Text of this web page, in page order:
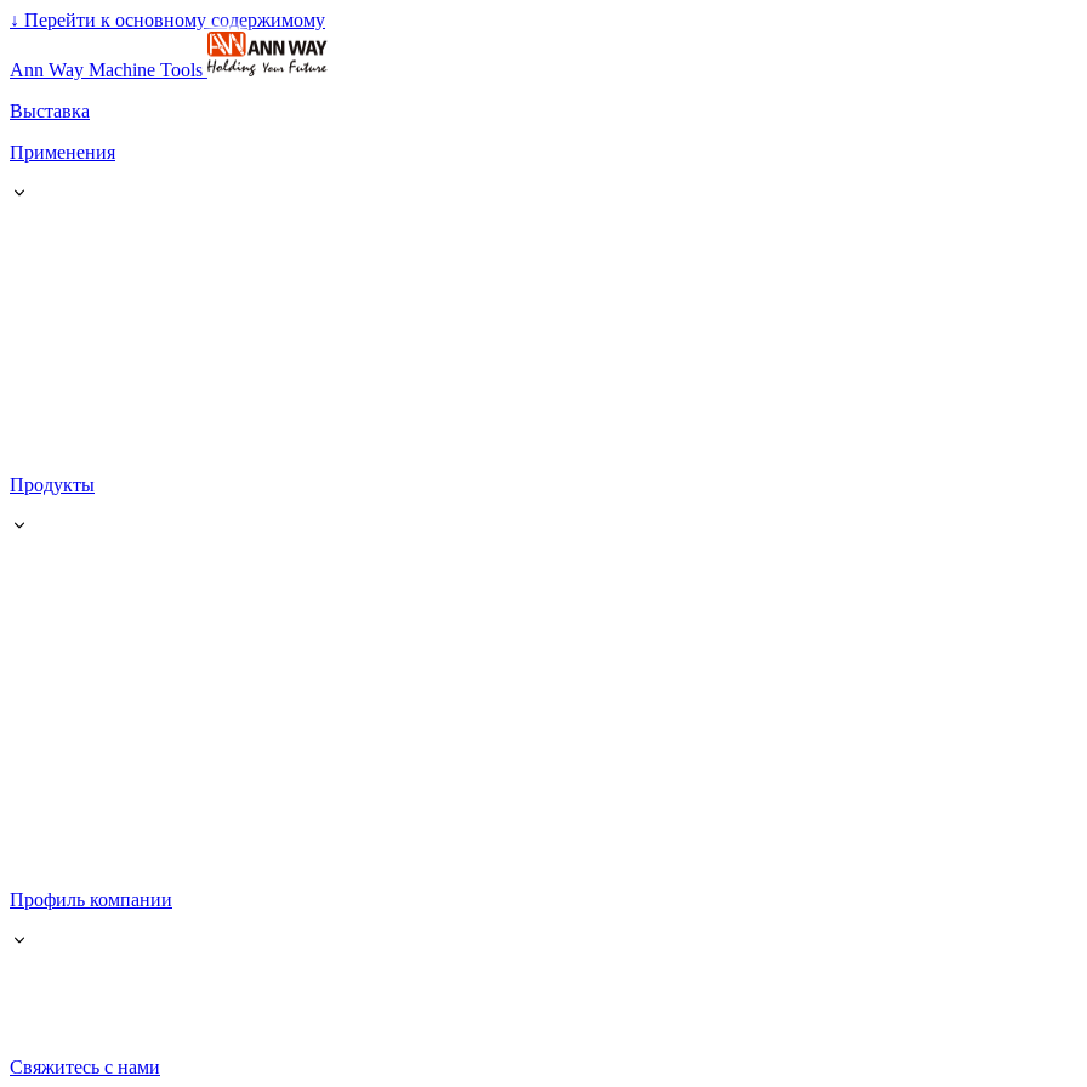
↓ Перейти к основному содержимому
Ann Way Machine Tools
Выставка
Применения
Продукты
Профиль компании
Свяжитесь с нами